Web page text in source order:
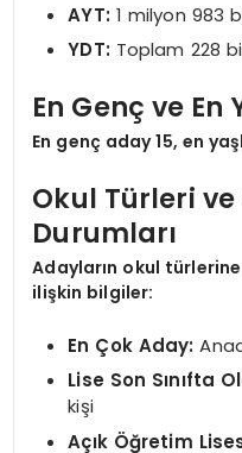
AYT: 1 milyon 983
YDT: Toplam 228
En Genç ve En
En genç aday 15, en
Okul Türleri
Durumları
Adayların okul
ilişkin bilgiler:
En Çok Aday:
Lise Son Sınıfta
kişi
Açık Öğretim